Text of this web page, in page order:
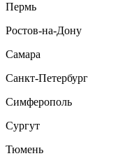
Пермь
Ростов-на-Дону
Самара
Санкт-Петербург
Симферополь
Сургут
Тюмень